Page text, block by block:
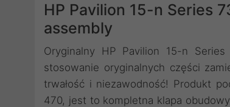
HP Pavilion 15-n Series
assembly
Oryginalny HP Pavilion 15-n
stosowanie oryginalnych części
trwałość i niezawodność! Produkt
470, jest to kompletna klapa